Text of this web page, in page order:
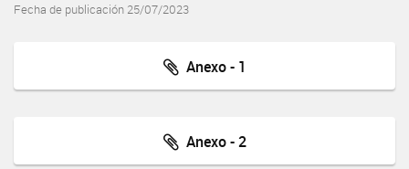
Fecha de publicación 25/07/2023
Anexo - 1
Anexo - 2